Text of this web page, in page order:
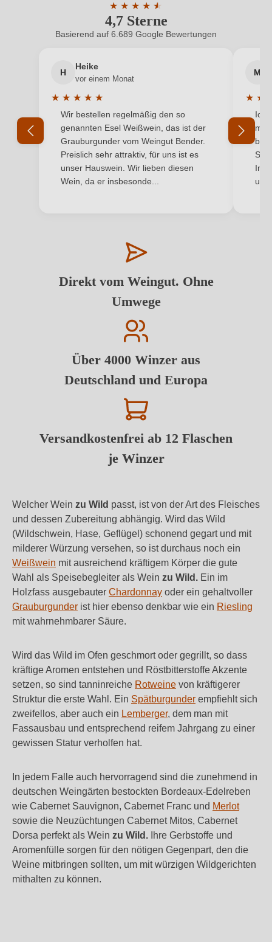
4,7 Sterne
★ ★ ★ ★ ★
★
Durchschnittliche Bewertung von 4.7
Basierend auf 6.689 Google Bewertungen
H
Heike
vor einem Monat
★ ★ ★ ★ ★
Durchschnittliche Bewertung von 5 von 5 Sternen
Wir bestellen regelmäßig den so
genannten Esel Weißwein, das ist der
Grauburgunder vom Weingut Bender.
Preislich sehr attraktiv, für uns ist es
unser Hauswein. Wir lieben diesen
Wein, da er insbesonde...
M
★ ★
Ich
mit
und
Direkt vom Weingut. Ohne
Umwege
Über 4000 Winzer aus
Deutschland und Europa
Versandkostenfrei ab 12 Flaschen
je Winzer
Welcher Wein zu Wild passt, ist von der Art des Fleisches
und dessen Zubereitung abhängig. Wird das Wild
(Wildschwein, Hase, Geflügel) schonend gegart und mit
milderer Würzung versehen, so ist durchaus noch ein
Weißwein mit ausreichend kräftigem Körper die gute
Wahl als Speisebegleiter als Wein zu Wild. Ein im
Holzfass ausgebauter Chardonnay oder ein gehaltvoller
Grauburgunder ist hier ebenso denkbar wie ein Riesling
mit wahrnehmbarer Säure.
Wird das Wild im Ofen geschmort oder gegrillt, so dass
kräftige Aromen entstehen und Röstbitterstoffe Akzente
setzen, so sind tanninreiche Rotweine von kräftigerer
Struktur die erste Wahl. Ein Spätburgunder empfiehlt sich
zweifellos, aber auch ein Lemberger, dem man mit
Fassausbau und entsprechend reifem Jahrgang zu einer
gewissen Statur verholfen hat.
In jedem Falle auch hervorragend sind die zunehmend in
deutschen Weingärten bestockten Bordeaux-Edelreben
wie Cabernet Sauvignon, Cabernet Franc und Merlot
sowie die Neuzüchtungen Cabernet Mitos, Cabernet
Dorsa perfekt als Wein zu Wild. Ihre Gerbstoffe und
Aromenfülle sorgen für den nötigen Gegenpart, den die
Weine mitbringen sollten, um mit würzigen Wildgerichten
mithalten zu können.